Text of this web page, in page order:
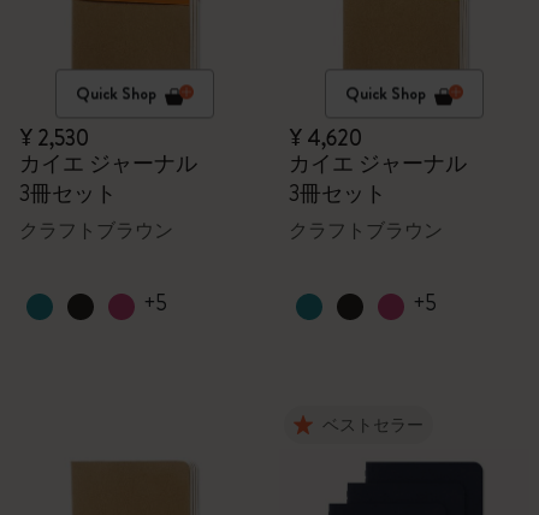
Quick Shop
¥ 2,530
カイエ ジャーナル
3冊セット
クラフトブラウン
+5
Quick Shop
¥ 4,620
カイエ ジャーナル
3冊セット
クラフトブラウン
+5
ベストセラー